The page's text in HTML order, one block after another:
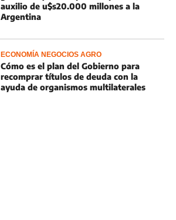
auxilio de u$s20.000 millones a la
Argentina
ECONOMÍA NEGOCIOS AGRO
Cómo es el plan del Gobierno para
recomprar títulos de deuda con la
ayuda de organismos multilaterales